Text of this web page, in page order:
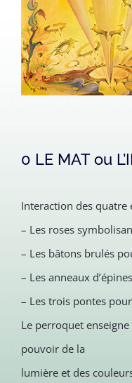
0 LE MAT ou
Interaction des quatre
– Les roses
– Les bâtons brulés
– Les anneaux
– Les trois pontes
Le perroquet
pouvoir de la
lumière et des